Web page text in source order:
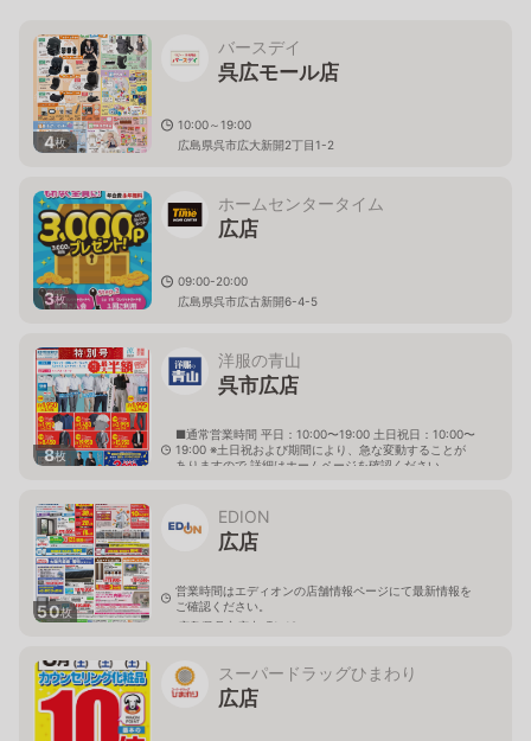
4枚
バースデイ
呉広モール店
10:00～19:00
広島県呉市広大新開2丁目1-2
3枚
ホームセンタータイム
広店
09:00-20:00
広島県呉市広古新開6-4-5
8枚
洋服の青山
呉市広店
■通常営業時間 平日：10:00〜19:00 土日祝日：10:00〜
19:00 ※土日祝および期間により、急な変動することが
ありますので 詳細はホームページを確認ください
50枚
EDION
広店
営業時間はエディオンの店舗情報ページにて最新情報を
ご確認ください。
広島県呉市広中町1-18
スーパードラッグひまわり
広店